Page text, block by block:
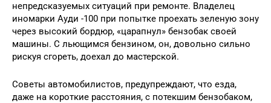
непредсказуемых ситуаций при ремонте. Владелец
иномарки Ауди -100 при попытке проехать зеленую зону
через высокий бордюр, «царапнул» бензобак своей
машины. С льющимся бензином, он, довольно сильно
рискуя сгореть, доехал до мастерской.
Советы автомобилистов, предупреждают, что езда,
даже на короткие расстояния, с потекшим бензобаком,